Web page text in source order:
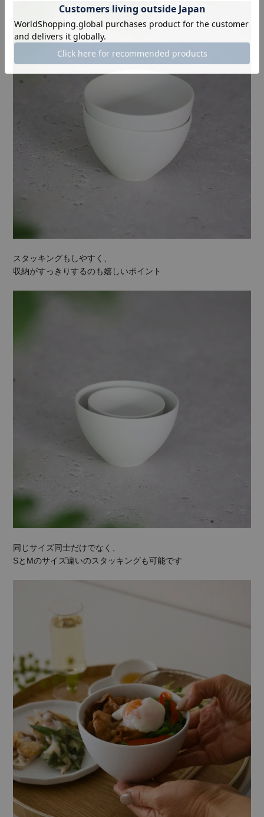
スタッキングもしやすく、
収納がすっきりするのも嬉しいポイント
同じサイズ同士だけでなく、
SとMのサイズ違いのスタッキングも可能です